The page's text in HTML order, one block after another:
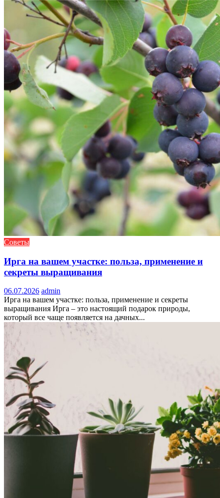
Советы
Ирга на вашем участке: польза, применение и
секреты выращивания
06.07.2026 admin
Ирга на вашем участке: польза, применение и секреты
выращивания Ирга – это настоящий подарок природы,
который все чаще появляется на дачных...